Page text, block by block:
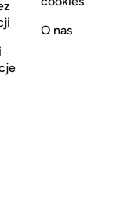
O nas